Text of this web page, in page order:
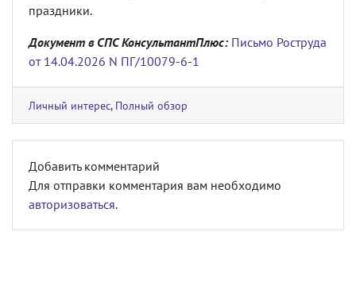
праздники.
Документ в СПС КонсультантПлюс: Письмо Роструда
от 14.04.2026 N ПГ/10079-6-1
Личный интерес, Полный обзор
Добавить комментарий
Для отправки комментария вам необходимо
авторизоваться.